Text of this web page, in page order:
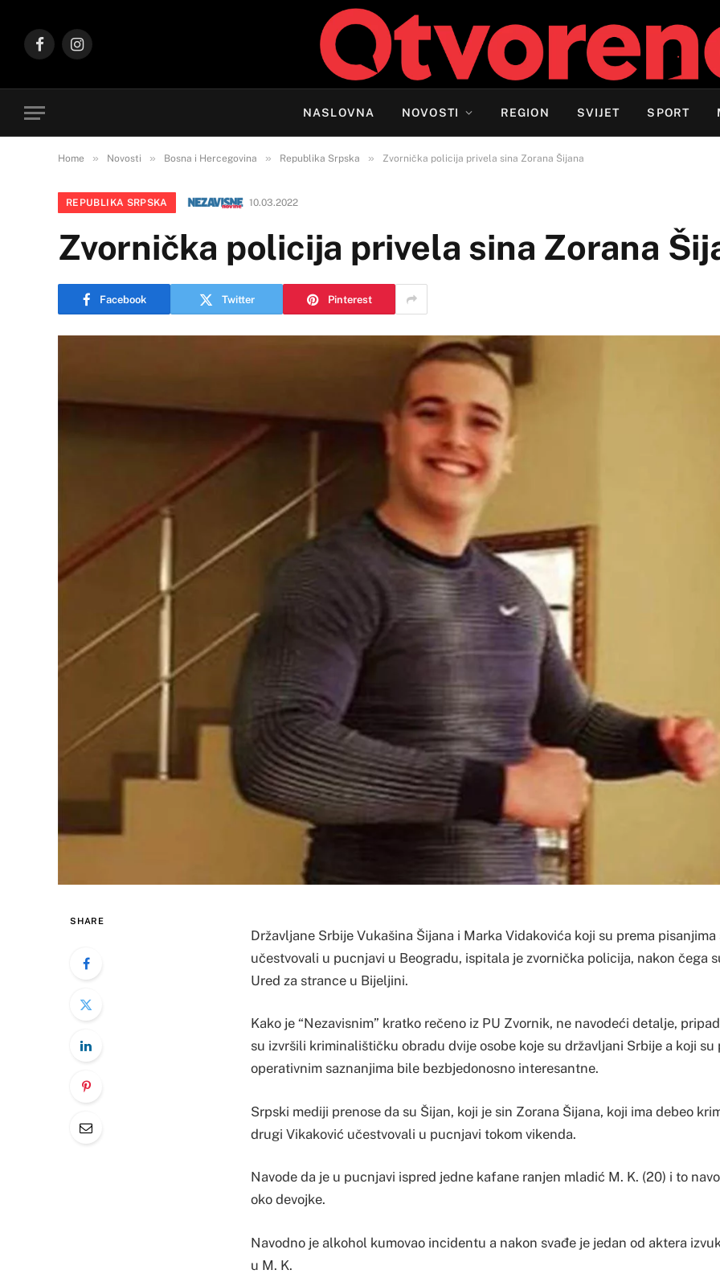
FacebookInstagram
NASLOVNA NOVOSTI REGION SVIJET SPORT
Home » Novosti » Bosna i Hercegovina » Republika Srpska » Zvornička policija privela sina Zorana Šijana
REPUBLIKA SRPSKA 10.03.2022
Zvornička policija privela sina Zorana
Facebook Twitter Pinterest
SHARE
Državljane Srbije Vukašina Šijana i Marka Vidakovića koji su prema
učestvovali u pucnjavi u Beogradu, ispitala je zvornička policija, nakon čega
Ured za strance u Bijeljini.
Kako je “Nezavisnim” kratko rečeno iz PU Zvornik, ne navodeći detalje,
su izvršili kriminalištičku obradu dvije osobe koje su državljani Srbije a koji su
operativnim saznanjima bile bezbjedonosno interesantne.
Srpski mediji prenose da su Šijan, koji je sin Zorana Šijana, koji ima debeo
drugi Vikaković učestvovali u pucnjavi tokom vikenda.
Navode da je u pucnjavi ispred jedne kafane ranjen mladić M. K. (20) i to
oko devojke.
Navodno je alkohol kumovao incidentu a nakon svađe je jedan od aktera
u M. K.